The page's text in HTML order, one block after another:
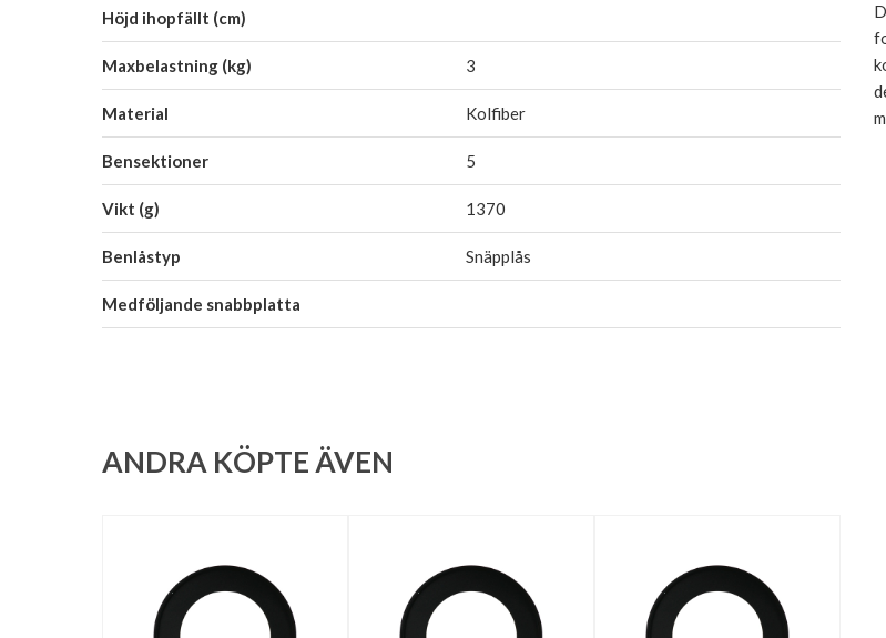
Höjd ihopfällt (cm)
Maxbelastning (kg) 3
Material Kolfiber
Bensektioner 5
Vikt (g) 1370
Benlåstyp Snäpplås
Medföljande snabbplatta
ANDRA KÖPTE ÄVEN